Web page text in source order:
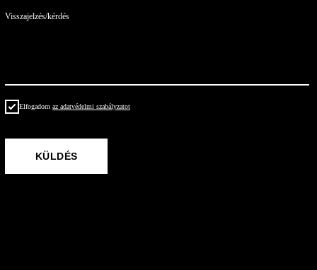
Visszajelzés/kérdés
Elfogadom az adatvédelmi szabályzatot
KÜLDÉS